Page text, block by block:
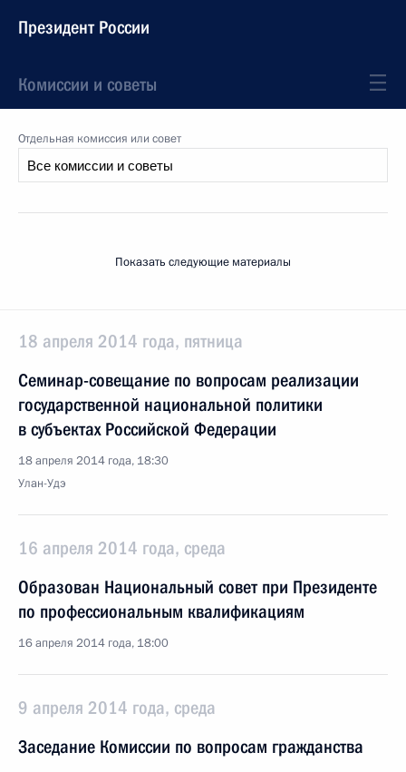
Президент России
Комиссии и советы
Отдельная комиссия или совет
Показать следующие материалы
18 апреля 2014 года, пятница
Семинар-совещание по вопросам реализации
государственной национальной политики
в субъектах Российской Федерации
18 апреля 2014 года, 18:30
Улан-Удэ
16 апреля 2014 года, среда
Образован Национальный совет при Президенте
по профессиональным квалификациям
16 апреля 2014 года, 18:00
9 апреля 2014 года, среда
Заседание Комиссии по вопросам гражданства